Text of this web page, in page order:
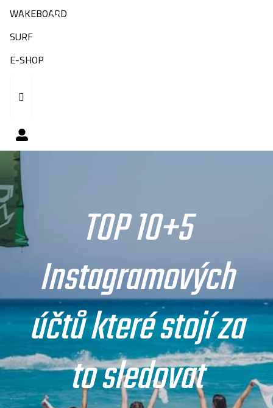
WAKEBOARD
SURF
E-SHOP
TOP 10+5
Instagramových
účtů které stojí za
to sledovat